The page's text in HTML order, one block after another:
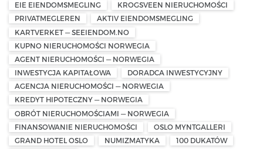
EIE EIENDOMSMEGLING
KROGSVEEN NIERUCHOMOŚCI
PRIVATMEGLEREN
AKTIV EIENDOMSMEGLING
KARTVERKET — SEEIENDOM.NO
KUPNO NIERUCHOMOŚCI NORWEGIA
AGENT NIERUCHOMOŚCI — NORWEGIA
INWESTYCJA KAPITAŁOWA
DORADCA INWESTYCYJNY
AGENCJA NIERUCHOMOŚCI — NORWEGIA
KREDYT HIPOTECZNY — NORWEGIA
OBRÓT NIERUCHOMOŚCIAMI — NORWEGIA
FINANSOWANIE NIERUCHOMOŚCI
OSLO MYNTGALLERI
GRAND HOTEL OSLO
NUMIZMATYKA
100 DUKATÓW